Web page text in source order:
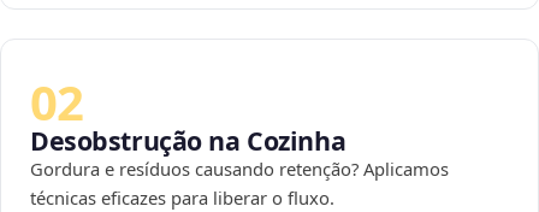
02
Desobstrução na Cozinha
Gordura e resíduos causando retenção? Aplicamos
técnicas eficazes para liberar o fluxo.